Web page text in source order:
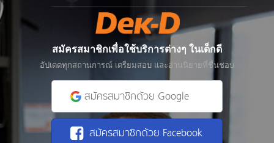
สมัครสมาชิกเพื่อใช้บริการต่างๆ ในเด็กดี
อัปเดตทุกสถานการณ์ เตรียมสอบ และอ่านนิยายที่ชื่นชอบ
สมัครสมาชิกด้วย Google
สมัครสมาชิกด้วย Facebook